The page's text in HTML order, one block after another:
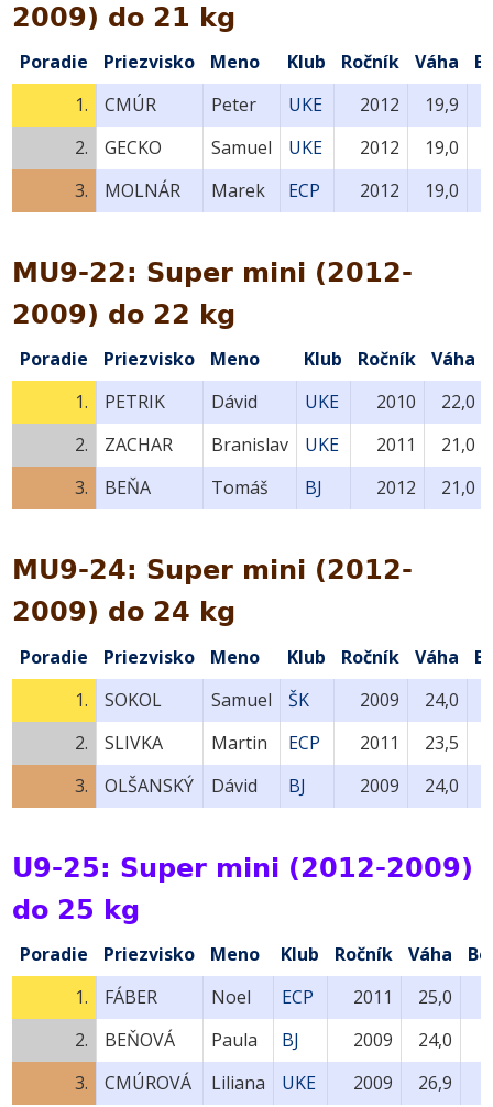
2009) do 21 kg
Poradie Priezvisko Meno Klub Ročník Váha
1.
CMÚR Peter UKE 2012
19,9
2.
GECKO Samuel UKE 2012
19,0
3.
MOLNÁR Marek ECP 2012 19,0
MU9-22: Super mini (2012-
2009) do 22 kg
Poradie Priezvisko Meno Klub Ročník Váha
1.
PETRIK Dávid UKE 2010
22,0
2.
ZACHAR Branislav UKE 2011
21,0
3.
BEŇA Tomáš BJ 2012 21,0
MU9-24: Super mini (2012-
2009) do 24 kg
Poradie Priezvisko Meno Klub Ročník Váha
1.
SOKOL Samuel ŠK 2009
24,0
2.
SLIVKA Martin ECP 2011
23,5
3.
OLŠANSKÝ Dávid BJ 2009 24,0
U9-25: Super mini (2012-2009)
do 25 kg
Poradie Priezvisko Meno Klub Ročník Váha
1.
FÁBER Noel ECP 2011
25,0
2.
BEŇOVÁ Paula BJ 2009
24,0
3.
CMÚROVÁ Liliana UKE 2009 26,9